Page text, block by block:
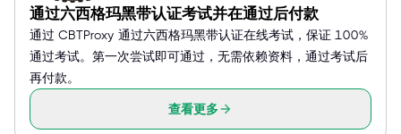
通过六西格玛黑带认证考试并在通过后付款
通过 CBTProxy 通过六西格玛黑带认证在线考试，保证 100%
通过考试。第一次尝试即可通过，无需依赖资料，通过考试后
再付款。
查看更多